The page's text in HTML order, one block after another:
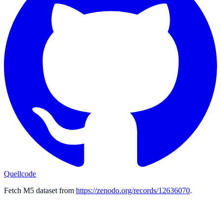
Quellcode
Fetch M5 dataset from https://zenodo.org/records/12636070.